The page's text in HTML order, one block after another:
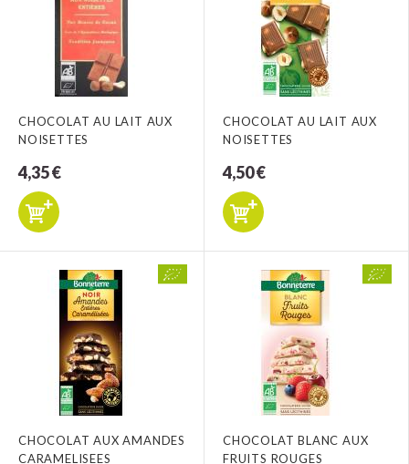
CHOCOLAT AU LAIT AUX
NOISETTES
4,35 €
CHOCOLAT AU LAIT AUX
NOISETTES
4,50 €
CHOCOLAT AUX AMANDES
CARAMELISEES
CHOCOLAT BLANC AUX
FRUITS ROUGES